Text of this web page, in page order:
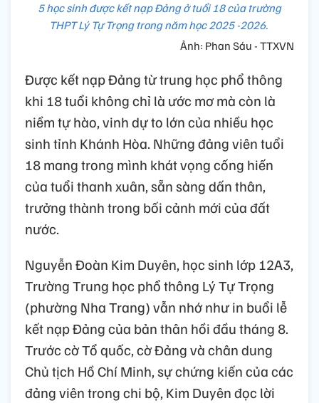
5 học sinh được kết nạp Đảng ở tuổi 18 của trường
THPT Lý Tự Trọng trong năm học 2025 -2026.
Ảnh: Phan Sáu - TTXVN
Được kết nạp Đảng từ trung học phổ thông
khi 18 tuổi không chỉ là ước mơ mà còn là
niềm tự hào, vinh dự to lớn của nhiều học
sinh tỉnh Khánh Hòa. Những đảng viên tuổi
18 mang trong mình khát vọng cống hiến
của tuổi thanh xuân, sẵn sàng dấn thân,
trưởng thành trong bối cảnh mới của đất
nước.
Nguyễn Đoàn Kim Duyên, học sinh lớp 12A3,
Trường Trung học phổ thông Lý Tự Trọng
(phường Nha Trang) vẫn nhớ như in buổi lễ
kết nạp Đảng của bản thân hồi đầu tháng 8.
Trước cờ Tổ quốc, cờ Đảng và chân dung
Chủ tịch Hồ Chí Minh, sự chứng kiến của các
đảng viên trong chi bộ, Kim Duyên đọc lời